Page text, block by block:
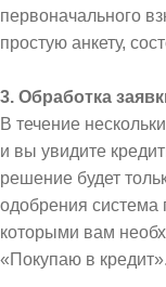
первоначального
простую анкету,
3. Обработка
В течение
и вы увидите
решение будет
одобрения система
которыми вам
«Покупаю в кредит».